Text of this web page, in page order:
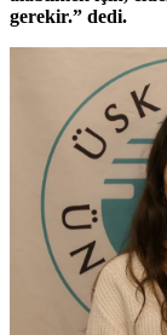
gerekir.” dedi.